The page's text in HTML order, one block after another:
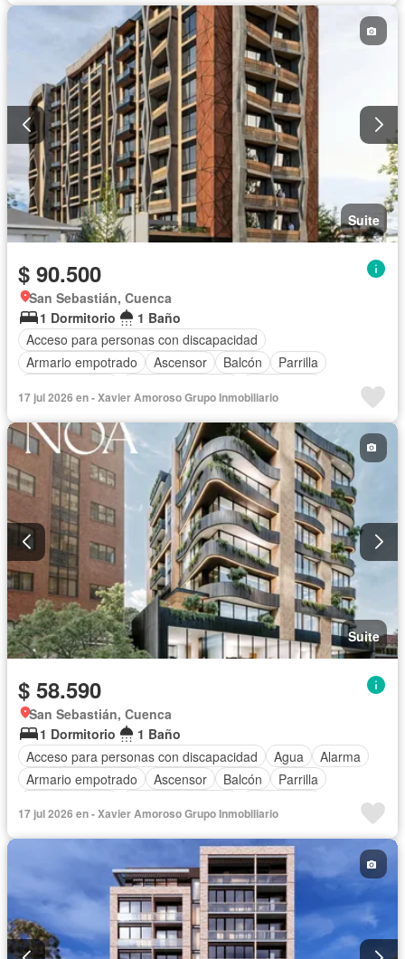
Sin amoblar
Suite
$ 90.500
San Sebastián, Cuenca
1 Dormitorio
1 Baño
Acceso para personas con discapacidad
Armario empotrado
Ascensor Balcón
Parrilla
Estacionamiento
Gas natural
Gimnasio
Garita de guardianía
Conserje
Seguridad
Vista panorámica
Wifi Sin amoblar
17 jul 2026 en - Xavier Amoroso Grupo Inmobiliario
Suite
$ 58.590
San Sebastián, Cuenca
1 Dormitorio
1 Baño
Acceso para personas con discapacidad
Agua
Alarma
Armario empotrado
Ascensor Balcón
Parrilla
Estacionamiento
Gas natural
Gimnasio
Jardín Patio
Conserje
Terraza Vista panorámica Sin amoblar
17 jul 2026 en - Xavier Amoroso Grupo Inmobiliario